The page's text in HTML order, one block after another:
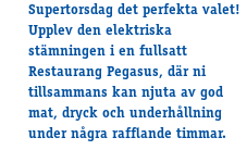
Supertorsdag det perfekta valet!
Upplev den elektriska
stämningen i en fullsatt
Restaurang Pegasus, där ni
tillsammans kan njuta av god
mat, dryck och underhållning
under några rafflande timmar.